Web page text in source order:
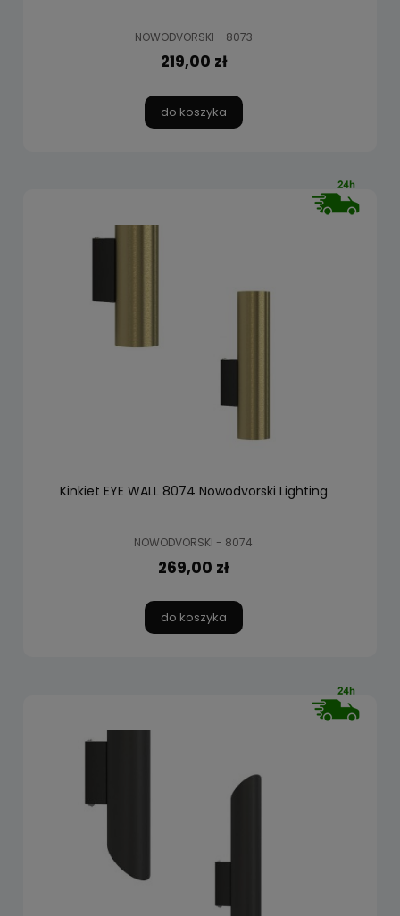
NOWODVORSKI - 8073
219,00 zł
do koszyka
Kinkiet EYE WALL 8074 Nowodvorski Lighting
NOWODVORSKI - 8074
269,00 zł
do koszyka